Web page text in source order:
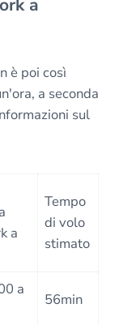
a
è poi così
a seconda
sul
a
Tempo
di volo
stimato
a
56min